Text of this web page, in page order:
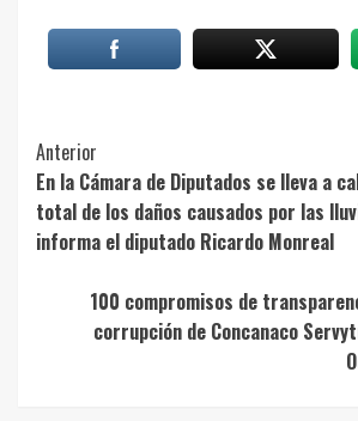
Post
Navigation
Anterior
En la Cámara de Diputados se lleva a
total de los daños causados por las
informa el diputado Ricardo Monreal
100 compromisos de
corrupción de Concanaco